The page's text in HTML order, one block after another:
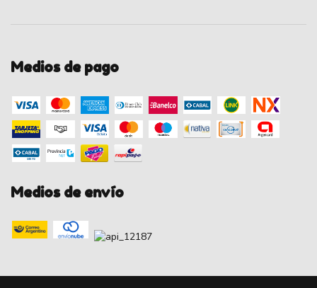
Medios de pago
Medios de envío